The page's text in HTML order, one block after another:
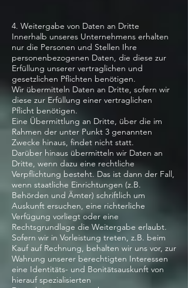
4. Weitergabe von Daten an Dritte
Innerhalb unseres Unternehmens erhalten
nur die Personen und Stellen Ihre
personenbezogenen Daten, die diese zur
Erfüllung unserer vertraglichen und
gesetzlichen Pflichten benötigen.
Wir übermitteln Daten an Dritte, sofern wir
diese zur Erfüllung einer vertraglichen
Pflicht benötigen.
Eine Übermittlung an Dritte, über die im
Rahmen der unter Punkt 3 genannten
Zwecke hinaus, findet nicht statt.
Darüber hinaus übermitteln wir Daten an
Dritte, wenn dazu eine rechtliche
Verpflichtung besteht. Das ist dann der Fall,
wenn staatliche Einrichtungen (z.B.
Behörden und Ämter) schriftlich um
Auskunft ersuchen, eine richterliche
Verfügung vorliegt oder eine
Rechtsgrundlage die Weitergabe erlaubt.
Sofern wir in Vorleistung treten, z.B. beim
Kauf auf Rechnung, behalten wir uns vor, zur
Wahrung unserer berechtigten Interessen
eine Identitäts- und Bonitätsauskunft von
hierauf spezialisierten